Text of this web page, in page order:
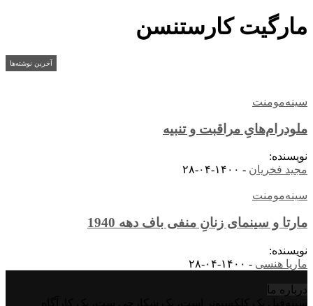
مارگیت کارستنسن
آخرین نوشته‌ها
سینه‌مومنت
ملودرام‌هایِ مراقبت و تنبیه
نویسنده:
مجید فخریان - ۱۴۰۰-۰۴-۲۸
سینه‌مومنت
مارتا و سینمای زنانِ منفی باف دهه 1940
نویسنده:
ماریا هنسی - ۱۴۰۰-۰۴-۲۸
درباره‌ ما